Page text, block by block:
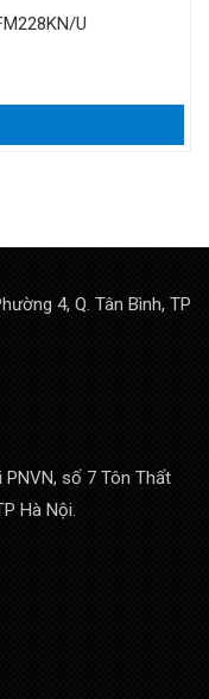
U
4, Q. Tân Bình, TP
PNVN, số 7 Tôn Thất
Hà Nội.